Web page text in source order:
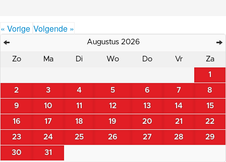
« Vorige Volgende »
Augustus 2026
Zo Ma Di Wo Do Vr Za
1
2 3 4 5 6 7 8
9 10 11 12 13 14 15
16 17 18 19 20 21 22
23 24 25 26 27 28 29
30 31